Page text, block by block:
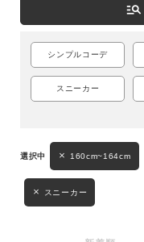
キーワード
MENS
カテゴリ
manage_search
シンプルコーデ
スニーカー
160cm~164cm
スニーカー